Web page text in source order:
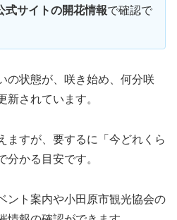
式サイトの開花情報で確認で
の状態が、咲き始め、何分咲
新されています。
ますが、要するに「今どれくら
分かる目安です。
ント案内や小田原市観光協会の